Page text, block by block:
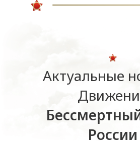
Актуальные
России